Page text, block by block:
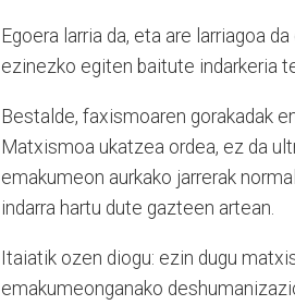
Egoera larria da, eta are larriagoa
ezinezko egiten baitute indarkeria
Bestalde, faxismoaren gorakadak
Matxismoa ukatzea ordea, ez da
emakumeon aurkako jarrerak
indarra hartu dute gazteen artean.
Itaiatik ozen diogu: ezin dugu
emakumeonganako